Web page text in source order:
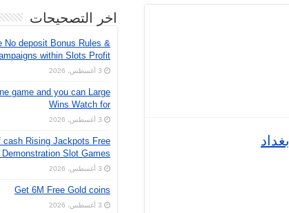
اخر التصحيحات
No deposit Bonus Rules &
within Slots Profit
3 أغسطس، 2026
game and you can Large
Wins Watch for
3 أغسطس، 2026
cash Rising Jackpots Free
Demonstration Slot Games
3 أغسطس، 2026
Get 6M Free Gold coins
3 أغسطس، 2026